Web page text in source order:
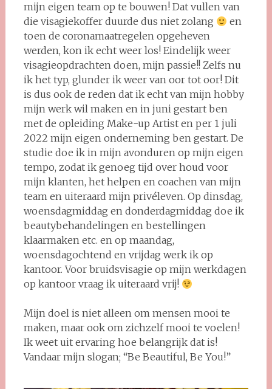
mijn eigen team op te bouwen! Dat vullen van
die visagiekoffer duurde dus niet zolang
en
toen de coronamaatregelen opgeheven
werden, kon ik echt weer los! Eindelijk weer
visagieopdrachten doen, mijn passie!! Zelfs nu
ik het typ, glunder ik weer van oor tot oor! Dit
is dus ook de reden dat ik echt van mijn hobby
mijn werk wil maken en in juni gestart ben
met de opleiding Make-up Artist en per 1 juli
2022 mijn eigen onderneming ben gestart. De
studie doe ik in mijn avonduren op mijn eigen
tempo, zodat ik genoeg tijd over houd voor
mijn klanten, het helpen en coachen van mijn
team en uiteraard mijn privéleven. Op dinsdag,
woensdagmiddag en donderdagmiddag doe ik
beautybehandelingen en bestellingen
klaarmaken etc. en op maandag,
woensdagochtend en vrijdag werk ik op
kantoor. Voor bruidsvisagie op mijn werkdagen
op kantoor vraag ik uiteraard vrij!
Mijn doel is niet alleen om mensen mooi te
maken, maar ook om zichzelf mooi te voelen!
Ik weet uit ervaring hoe belangrijk dat is!
Vandaar mijn slogan; “Be Beautiful, Be You!”